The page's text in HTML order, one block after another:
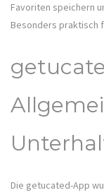
Favoriten speichern
Besonders praktisch
Die getucated-App